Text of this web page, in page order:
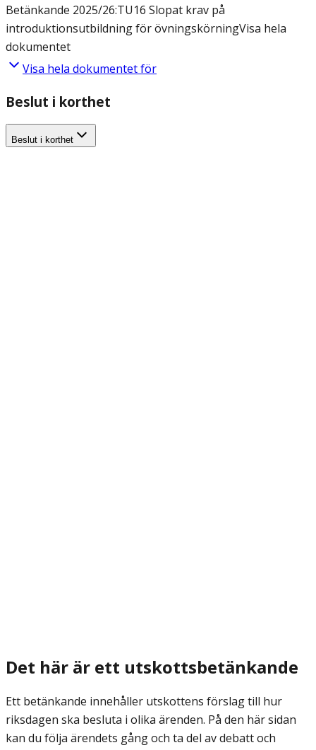
Betänkande 2025/26:TU16 Slopat krav på
introduktionsutbildning för övningskörningVisa hela
dokumentet
Visa hela dokumentet för
Beslut i korthet
Beslut i korthet
Det här är ett utskottsbetänkande
Ett betänkande innehåller utskottens förslag till hur
riksdagen ska besluta i olika ärenden. På den här sidan
kan du följa ärendets gång och ta del av debatt och